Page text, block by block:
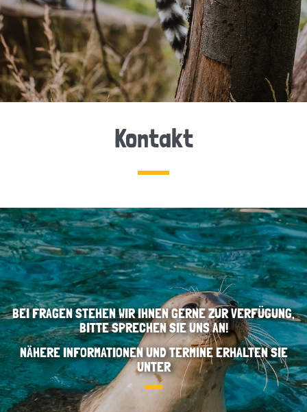
Kontakt
BEI FRAGEN STEHEN WIR IHNEN GERNE ZUR VERFÜGUNG,
BITTE SPRECHEN SIE UNS AN!
NÄHERE INFORMATIONEN UND TERMINE ERHALTEN SIE
UNTER